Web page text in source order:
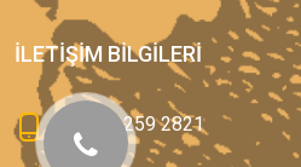
İLETIŞIM BILGILERI
0(544) 259 2821